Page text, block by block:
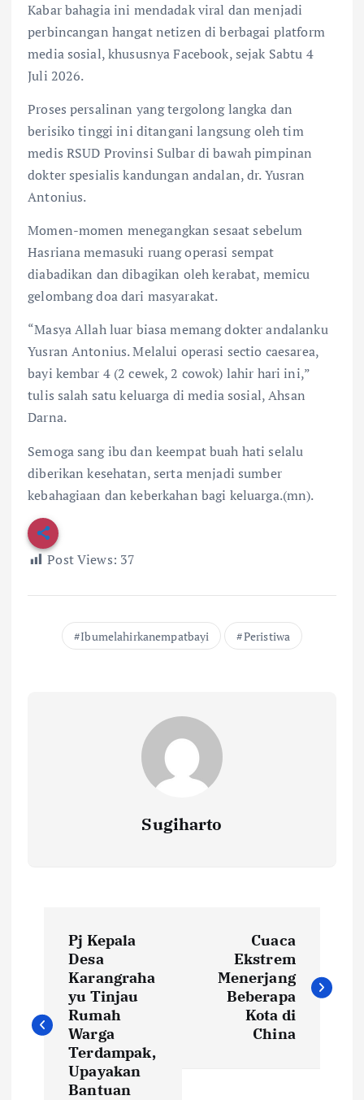
Kabar bahagia ini mendadak viral dan menjadi
perbincangan hangat netizen di berbagai platform
media sosial, khususnya Facebook, sejak Sabtu 4
Juli 2026.
Proses persalinan yang tergolong langka dan
berisiko tinggi ini ditangani langsung oleh tim
medis RSUD Provinsi Sulbar di bawah pimpinan
dokter spesialis kandungan andalan, dr. Yusran
Antonius.
Momen-momen menegangkan sesaat sebelum
Hasriana memasuki ruang operasi sempat
diabadikan dan dibagikan oleh kerabat, memicu
gelombang doa dari masyarakat.
“Masya Allah luar biasa memang dokter andalanku
Yusran Antonius. Melalui operasi sectio caesarea,
bayi kembar 4 (2 cewek, 2 cowok) lahir hari ini,”
tulis salah satu keluarga di media sosial, Ahsan
Darna.
Semoga sang ibu dan keempat buah hati selalu
diberikan kesehatan, serta menjadi sumber
kebahagiaan dan keberkahan bagi keluarga.(mn).
Post Views: 37
Ibumelahirkanempatbayi Peristiwa
Sugiharto
v
i
Pj Kepala
Desa
Karangraha
yu Tinjau
Rumah
Warga
Terdampak,
Upayakan
Bantuan
Cuaca
Ekstrem
Menerjang
Beberapa
Kota di
China